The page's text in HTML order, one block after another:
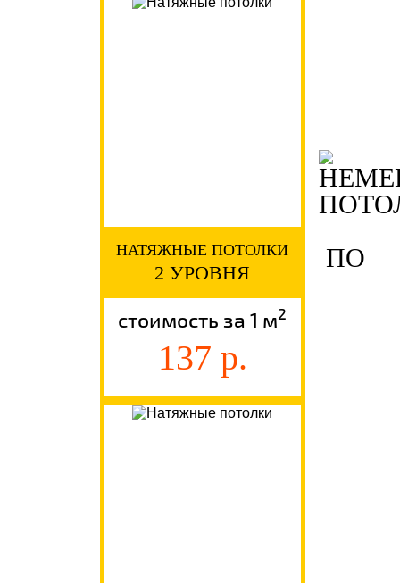
НАТЯЖНЫЕ ПОТОЛКИ
2 УРОВНЯ
стоимость за 1 м2
137 р.
ПО